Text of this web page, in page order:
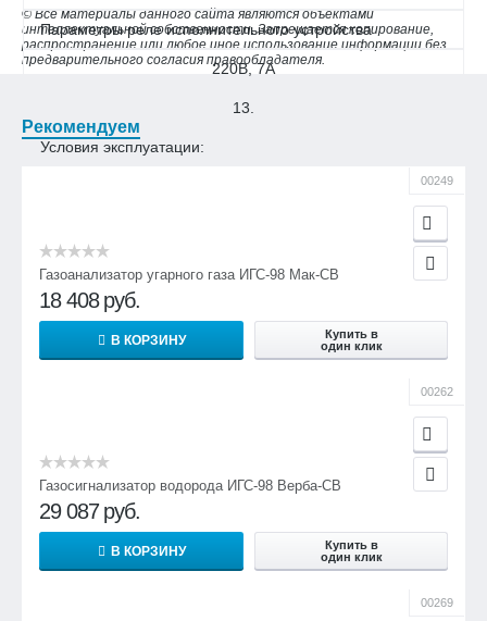
Параметры реле исполнительного устройства
220В, 7А
13.
Условия эксплуатации:
атмосферное давление
(630 … 900 мм рт.ст.)
14.
исполнение для нормальных условий
© Все материалы данного сайта являются объектами
интеллектуальной собственности. Запрещается копирование,
распространение или любое иное использование информации без
предварительного согласия правообладателя.
Рекомендуем
00249
Газоанализатор угарного газа ИГС-98 Мак-СВ
18 408 руб.
В КОРЗИНУ
Купить в
один клик
00262
Газосигнализатор водорода ИГС-98 Верба-СВ
29 087 руб.
В КОРЗИНУ
Купить в
один клик
00269